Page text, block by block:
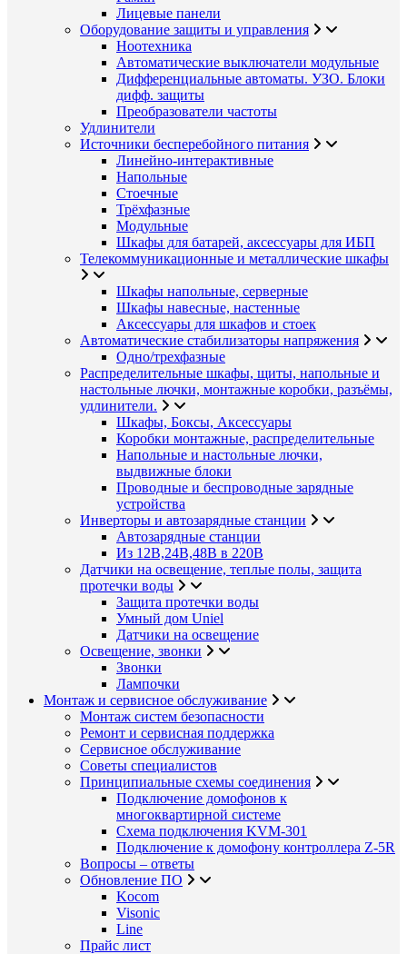
Лицевые панели
Оборудование защиты и управления
Ноотехника
Автоматические выключатели модульные
Дифференциальные автоматы. УЗО. Блоки
дифф. защиты
Преобразователи частоты
Удлинители
Источники бесперебойного питания
Линейно-интерактивные
Напольные
Стоечные
Трёхфазные
Модульные
Шкафы для батарей, аксессуары для ИБП
Телекоммуникационные и металлические шкафы
Шкафы напольные, серверные
Шкафы навесные, настенные
Аксессуары для шкафов и стоек
Автоматические стабилизаторы напряжения
Одно/трехфазные
Распределительные шкафы, щиты, напольные и
настольные лючки, монтажные коробки, разъёмы,
удлинители.
Шкафы, Боксы, Аксессуары
Коробки монтажные, распределительные
Напольные и настольные лючки,
выдвижные блоки
Проводные и беспроводные зарядные
устройства
Инверторы и автозарядные станции
Автозарядные станции
Из 12В,24В,48В в 220В
Датчики на освещение, теплые полы, защита
протечки воды
Защита протечки воды
Умный дом Uniel
Датчики на освещение
Освещение, звонки
Звонки
Лампочки
Монтаж и сервисное обслуживание
Монтаж систем безопасности
Ремонт и сервисная поддержка
Сервисное обслуживание
Советы специалистов
Принципиальные схемы соединения
Подключение домофонов к
многоквартирной системе
Схема подключения KVM-301
Подключение к домофону контроллера Z-5R
Вопросы – ответы
Обновление ПО
Kocom
Visonic
Line
Прайс лист